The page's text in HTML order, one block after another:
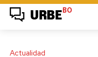
URBE BO
Actualidad